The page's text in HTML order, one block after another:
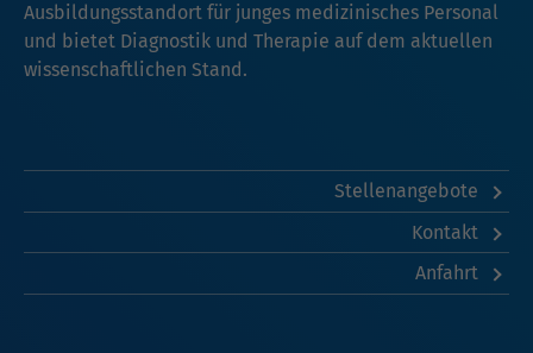
Ausbildungsstandort für junges medizinisches Personal
und bietet Diagnostik und Therapie auf dem aktuellen
wissenschaftlichen Stand.
Stellenangebote
Kontakt
Anfahrt